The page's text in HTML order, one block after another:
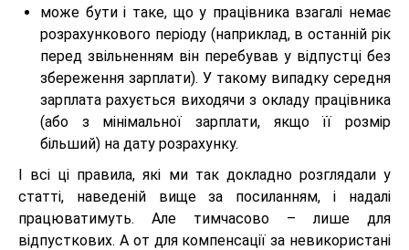
може бути і таке, що у працівника взагалі немає
розрахункового періоду (наприклад, в останній рік
перед звільненням він перебував у відпустці без
збереження зарплати). У такому випадку середня
зарплата рахується виходячи з окладу працівника
(або з мінімальної зарплати, якщо її розмір
більший) на дату розрахунку.
І всі ці правила, які ми так докладно розглядали у
статті, наведеній вище за посиланням, і надалі
працюватимуть. Але тимчасово – лише для
відпусткових. А от для компенсації за невикористані